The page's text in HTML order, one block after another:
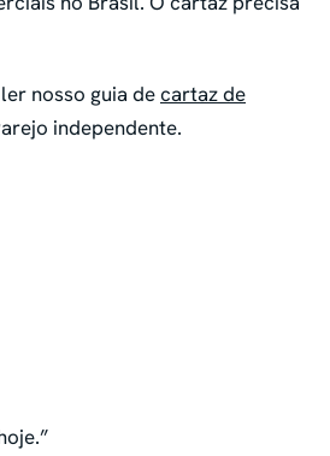
nosso guia decartaz de
independente.